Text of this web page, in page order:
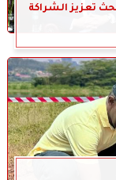
تعزيز الشراكة